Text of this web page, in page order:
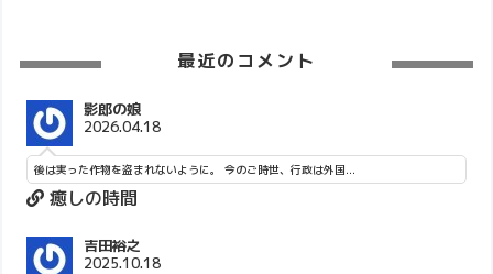
最近のコメント
影郎の娘
2026.04.18
後は実った作物を盗まれないように。 今のご時世、行政は外国...
癒しの時間
吉田裕之
2025.10.18